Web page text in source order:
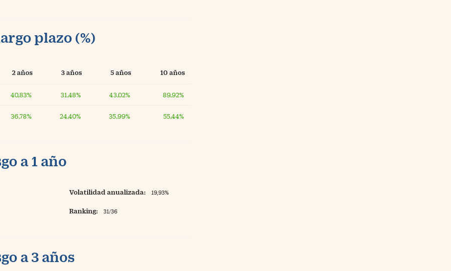
plazo (%)
2 años 3 años 5 años 10 años
40,83% 31,48% 43,02% 89,92%
36,78% 24,40% 35,99% 55,44%
a 1 año
Volatilidad anualizada: 19,93%
Ranking: 31/36
a 3 años